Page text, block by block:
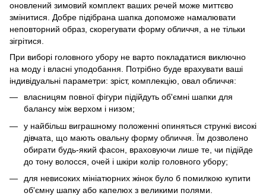
оновлений зимовий комплект ваших речей може миттєво
змінитися. Добре підібрана шапка допоможе намалювати
неповторний образ, скорегувати форму обличчя, а не тільки
зігрітися.
При виборі головного убору не варто покладатися виключно
на моду і власні уподобання. Потрібно буде врахувати ваші
індивідуальні параметри: зріст, комплекцію, овал обличчя:
власницям повної фігури підійдуть об'ємні шапки для
балансу між верхом і низом;
у найбільш виграшному положенні опиняться стрункі високі
дівчата, що мають овальну форму обличчя. Їм дозволено
обирати будь-який фасон, враховуючи лише те, чи підійде
до тону волосся, очей і шкіри колір головного убору;
для невисоких мініатюрних жінок було б помилкою купити
об'ємну шапку або капелюх з великими полями.